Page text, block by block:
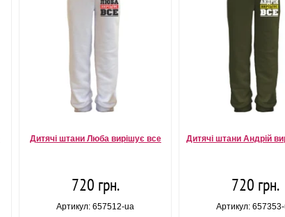
Дитячі штани Люба вирішує все
720 грн.
Артикул: 657512-ua
Дитячі штани Андрій
720 грн.
Артикул: